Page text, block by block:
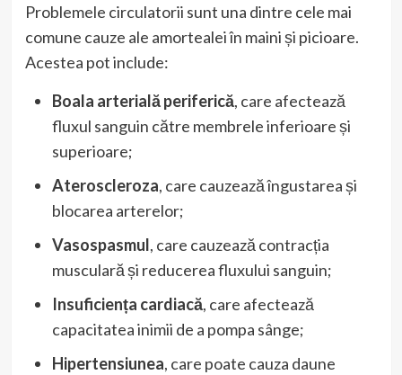
Problemele circulatorii sunt una dintre cele mai
comune cauze ale amortealei în maini și picioare.
Acestea pot include:
Boala arterială periferică, care afectează
fluxul sanguin către membrele inferioare și
superioare;
Ateroscleroza, care cauzează îngustarea și
blocarea arterelor;
Vasospasmul, care cauzează contracția
musculară și reducerea fluxului sanguin;
Insuficiența cardiacă, care afectează
capacitatea inimii de a pompa sânge;
Hipertensiunea, care poate cauza daune